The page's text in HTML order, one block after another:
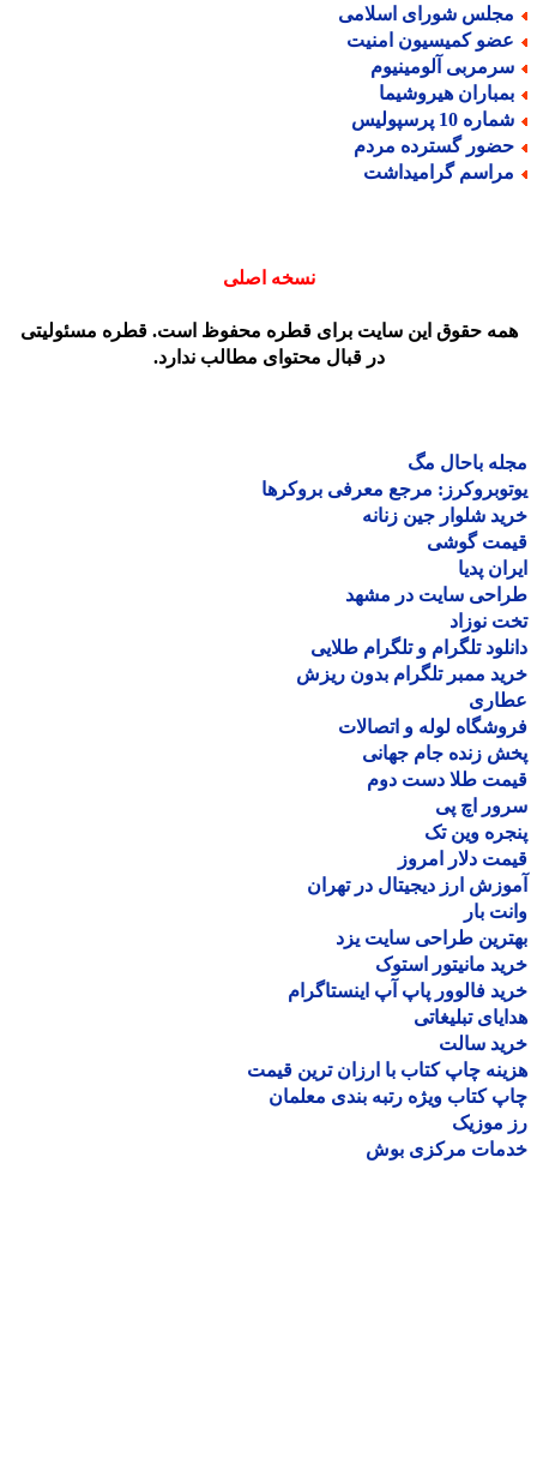
شورای اسلامی
کمیسیون امنیت
آلومینیوم
هیروشیما
10 پرسپولیس
گسترده مردم
گرامیداشت
نسخه اصلی
حقوق این سایت برای قطره محفوظ است. قطره مسئولیتی
در قبال محتوای مطالب ندارد.
باحال مگ
مرجع معرفی بروکرها
شلوار جین زنانه
گوشی
پدیا
سایت در مشهد
نوزاد
تلگرام و تلگرام طلایی
ممبر تلگرام بدون ریزش
لوله و اتصالات
زنده جام جهانی
طلا دست دوم
اچ پی
وین تک
دلار امروز
ارز دیجیتال در تهران
بار
طراحی سایت یزد
مانیتور استوک
فالوور پاپ آپ اینستاگرام
تبلیغاتی
سالت
چاپ کتاب با ارزان ترین قیمت
کتاب ویژه رتبه بندی معلمان
موزیک
مرکزی بوش